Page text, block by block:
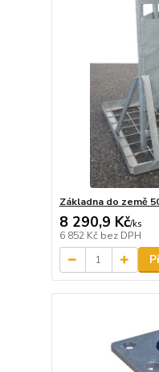
Základna do země
8 290,9 Kč/ks
6 852 Kč bez DPH